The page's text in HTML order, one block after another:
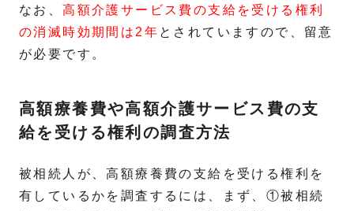
なお、高額介護サービス費の支給を受ける権利
の消滅時効期間は2年 とされていますので、留意
が必要です。
高額療養費や高額介護サービス費の支
給を受ける権利の調査方法
被相続人が、高額療養費の支給を受ける権利を
有しているかを調査するには、まず、①被相続